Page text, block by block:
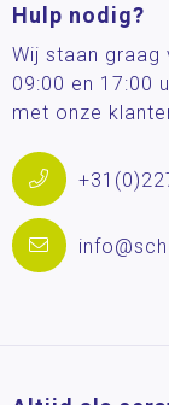
Hulp nodig?
Wij staan graag
09:00 en 17:00
met onze